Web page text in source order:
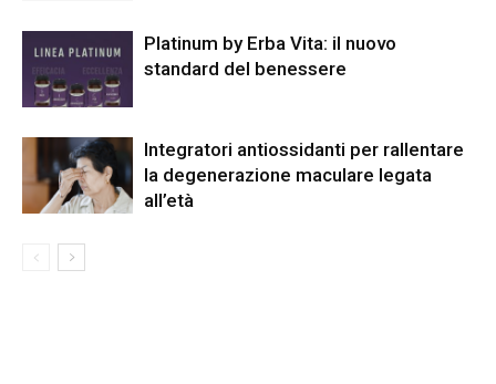
Platinum by Erba Vita: il nuovo
standard del benessere
Integratori antiossidanti per rallentare
la degenerazione maculare legata
all’età